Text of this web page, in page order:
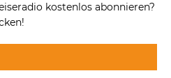
kostenlos abonnieren?